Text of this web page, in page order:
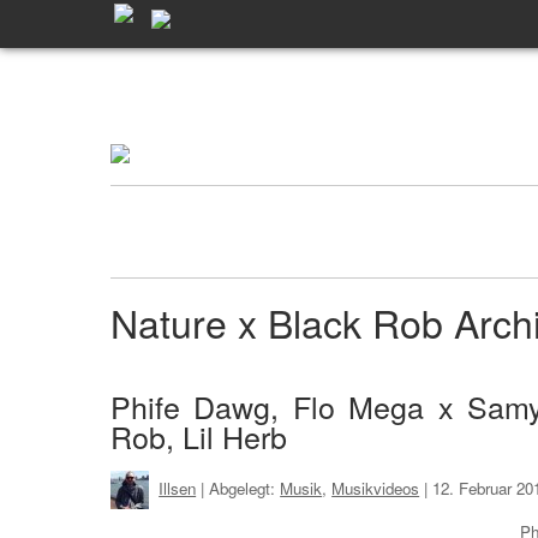
Nature x Black Rob
Phife Dawg, Flo Mega x
Rob, Lil Herb
Illsen | Abgelegt: Musik, Musikvideos | 12. Februar